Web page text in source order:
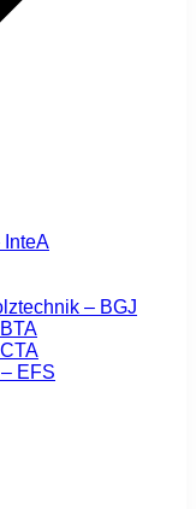
InteA
– BGJ
EFS